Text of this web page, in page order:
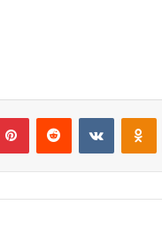
Pinterest Reddit VKontakte Odnoklassniki